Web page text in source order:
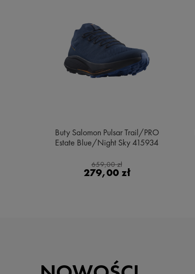
Buty Salomon Pulsar Trail/PRO
Estate Blue/Night Sky 415934
659,00 zł
279,00 zł